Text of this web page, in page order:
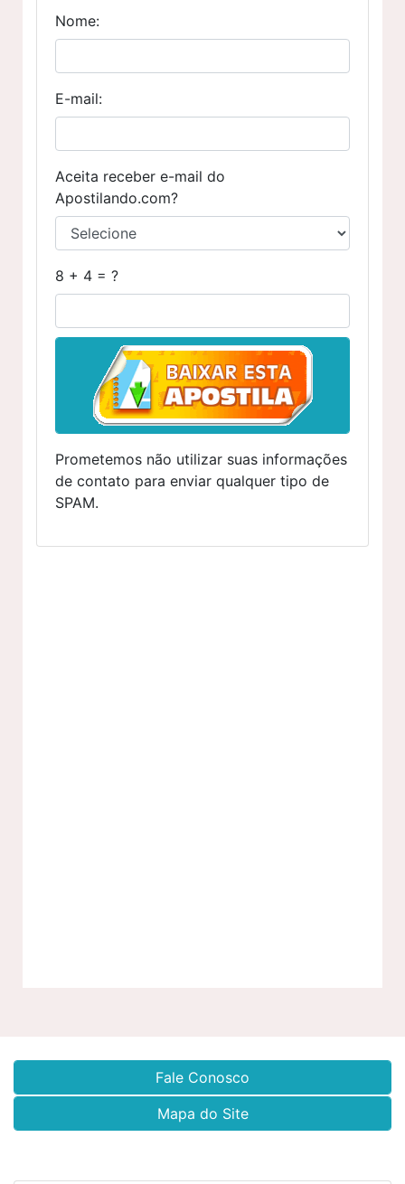
Nome:
E-mail:
Aceita receber e-mail do
Apostilando.com?
8 + 4 = ?
Prometemos não utilizar suas informações
de contato para enviar qualquer tipo de
SPAM.
Fale Conosco
Mapa do Site